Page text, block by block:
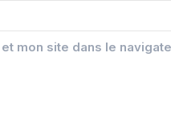
mon site dans le